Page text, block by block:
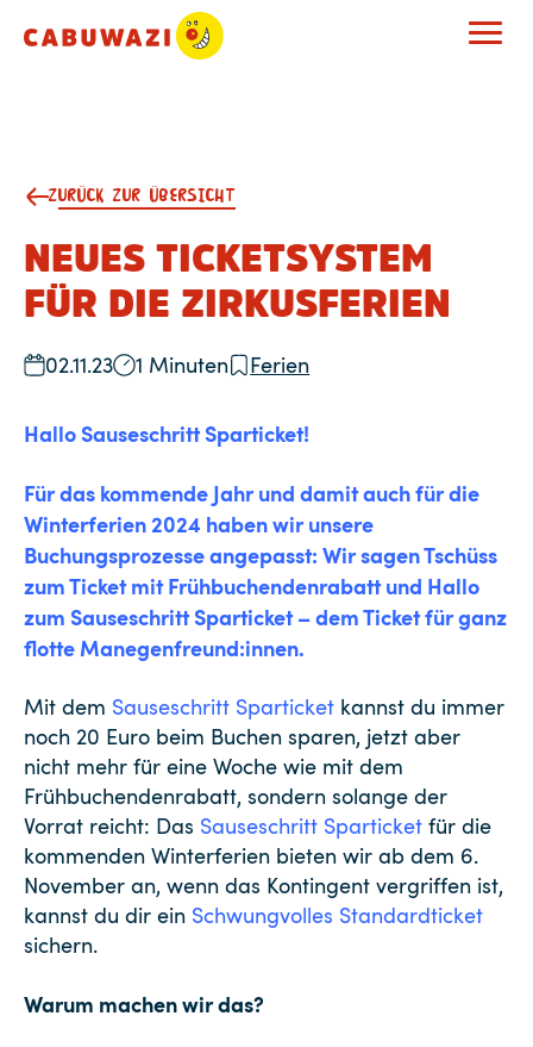
ZURÜCK ZUR ÜBERSICHT
NEUES TICKETSYSTEM
FÜR DIE ZIRKUSFERIEN
02.11.23 1 Minuten Ferien
Hallo Sauseschritt Sparticket!
Für das kommende Jahr und damit auch für die
Winterferien 2024 haben wir unsere
Buchungsprozesse angepasst: Wir sagen Tschüss
zum Ticket mit Frühbuchendenrabatt und Hallo
zum Sauseschritt Sparticket – dem Ticket für ganz
flotte Manegenfreund:innen.
Mit dem Sauseschritt Sparticket kannst du immer
noch 20 Euro beim Buchen sparen, jetzt aber
nicht mehr für eine Woche wie mit dem
Frühbuchendenrabatt, sondern solange der
Vorrat reicht: Das Sauseschritt Sparticket für die
kommenden Winterferien bieten wir ab dem 6.
November an, wenn das Kontingent vergriffen ist,
kannst du dir ein Schwungvolles Standardticket
sichern.
Warum machen wir das?